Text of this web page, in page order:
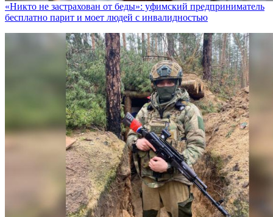
«Никто не заcтрахован от беды»: уфимский предприниматель
бесплатно парит и моет людей с инвалидностью